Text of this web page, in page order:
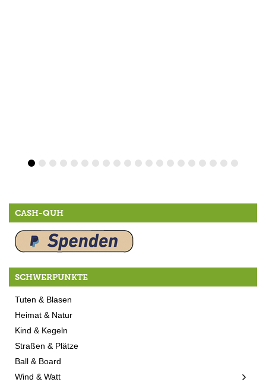
CASH-QUH
SCHWERPUNKTE
Tuten & Blasen
Heimat & Natur
Kind & Kegeln
Straßen & Plätze
Ball & Board
Wind & Watt